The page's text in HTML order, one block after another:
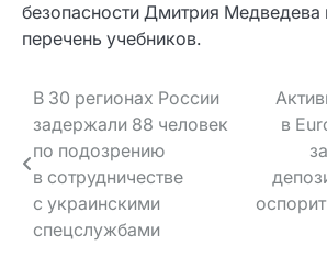
безопасности Дмитрия
перечень учебников.
Навигация
по записям
В 30 регионах России
задержали 88 человек
по подозрению
в сотрудничестве
с украинскими
спецслужбами
в